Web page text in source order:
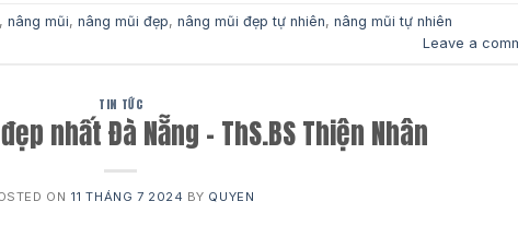
, nâng mũi, nâng mũi đẹp, nâng mũi đẹp tự nhiên, nâng mũi tự nhiên
Leave a
TIN TỨC
nhất Đà Nẵng – ThS.BS Thiện Nhân
ON 11 THÁNG 7 2024 BY QUYEN